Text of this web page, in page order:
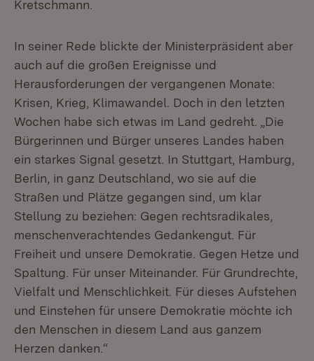
Kretschmann.
In seiner Rede blickte der Ministerpräsident aber
auch auf die großen Ereignisse und
Herausforderungen der vergangenen Monate:
Krisen, Krieg, Klimawandel. Doch in den letzten
Wochen habe sich etwas im Land gedreht. „Die
Bürgerinnen und Bürger unseres Landes haben
ein starkes Signal gesetzt. In Stuttgart, Hamburg,
Berlin, in ganz Deutschland, wo sie auf die
Straßen und Plätze gegangen sind, um klar
Stellung zu beziehen: Gegen rechtsradikales,
menschenverachtendes Gedankengut. Für
Freiheit und unsere Demokratie. Gegen Hetze und
Spaltung. Für unser Miteinander. Für Grundrechte,
Vielfalt und Menschlichkeit. Für dieses Aufstehen
und Einstehen für unsere Demokratie möchte ich
den Menschen in diesem Land aus ganzem
Herzen danken.“